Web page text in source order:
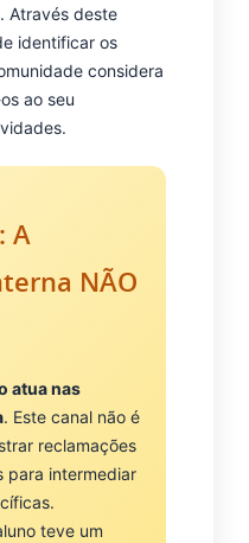
Através deste
identificar os
considera
ao seu
A
NÃO
atua nas
. Este canal não é
reclamações
para intermediar
teve um